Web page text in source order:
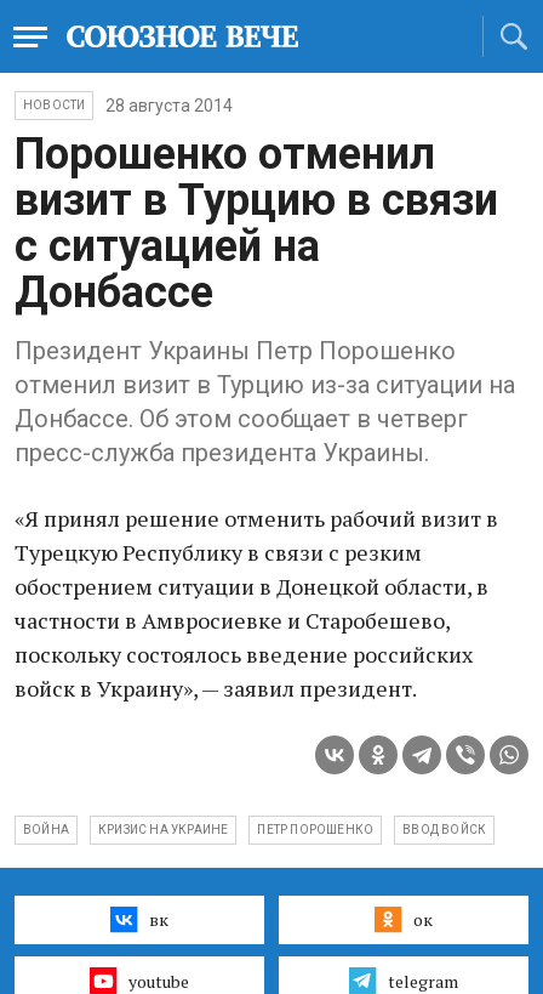
НОВОСТИ 28 августа 2014
Порошенко отменил
визит в Турцию в связи
с ситуацией на
Донбассе
Президент Украины Петр Порошенко
отменил визит в Турцию из-за ситуации на
Донбассе. Об этом сообщает в четверг
пресс-служба президента Украины.
«Я принял решение отменить рабочий визит в
Турецкую Республику в связи с резким
обострением ситуации в Донецкой области, в
частности в Амвросиевке и Старобешево,
поскольку состоялось введение российских
войск в Украину», — заявил президент.
ВОЙНА КРИЗИС НА УКРАИНЕ ПЕТР ПОРОШЕНКО ВВОД ВОЙСК
вк ок
youtube telegram